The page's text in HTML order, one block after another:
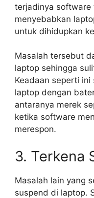
terjadinya software
menyebabkan
untuk dihidupkan
Masalah tersebut
laptop sehingga
Keadaan seperti
laptop dengan
antaranya merek
ketika software
merespon.
3. Terkena
Masalah lain yang
suspend di laptop.